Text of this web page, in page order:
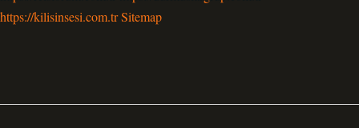
https://kilisinsesi.com.trSitemap